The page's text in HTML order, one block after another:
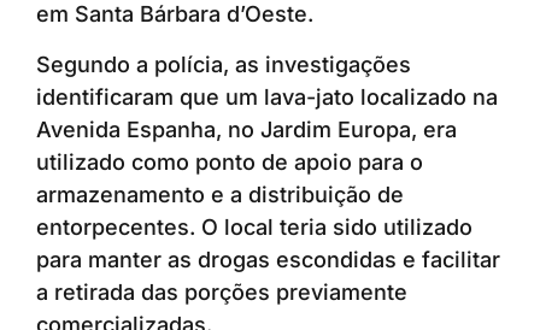
em Santa Bárbara d’Oeste.
Segundo a polícia, as investigações
identificaram que um lava-jato localizado na
Avenida Espanha, no Jardim Europa, era
utilizado como ponto de apoio para o
armazenamento e a distribuição de
entorpecentes. O local teria sido utilizado
para manter as drogas escondidas e facilitar
a retirada das porções previamente
comercializadas.